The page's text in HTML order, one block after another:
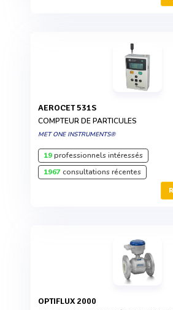
AEROCET 531S
COMPTEUR DE PARTICULES
MET ONE INSTRUMENTS®
19professionnels intéressés
1967consultations récentes
OPTIFLUX 2000